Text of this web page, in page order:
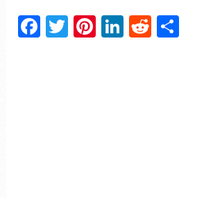
Facebook
TwitterPinterest
LinkedIn
Reddit